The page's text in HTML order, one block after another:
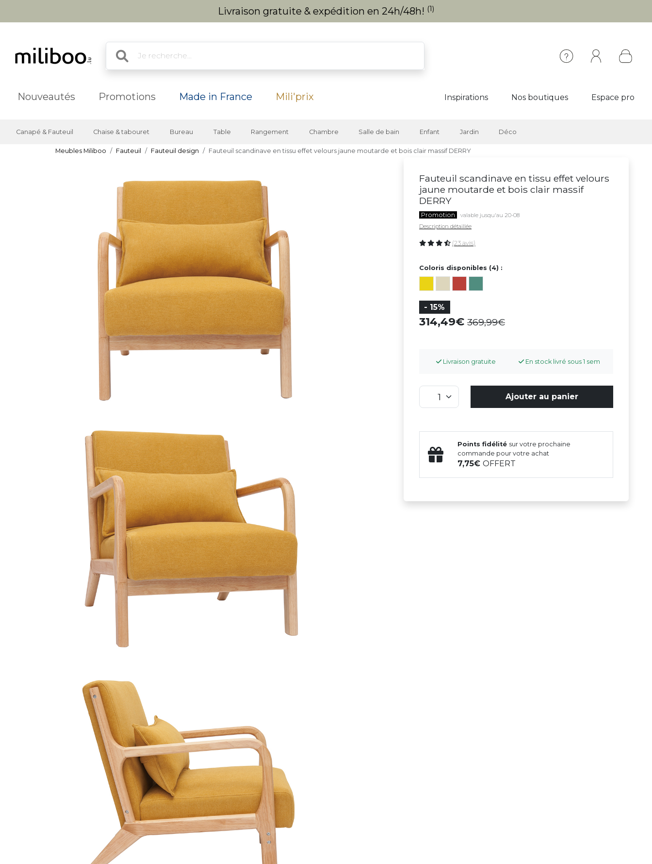
Livraison gratuite & expédition en 24h/48h! (1)
Nouveautés Promotions Made in France Mili'prix Inspirations Nos boutiques Espace pro
Canapé & Fauteuil Chaise & tabouret Bureau Table Rangement Chambre Salle de bain Enfant Jardin Déco
Meubles Miliboo Fauteuil Fauteuil design Fauteuil scandinave en tissu effet velours jaune moutarde et bois clair massif DERRY
Fauteuil scandinave en tissu effet velours
jaune moutarde et bois clair massif
DERRY
Promotion
valable jusqu'au 20-08
Description détaillée
(23 avis)
Coloris disponibles (4) :
- 15%
314,49 369,99
Livraison gratuite En stock livré sous 1 sem
Ajouter au panier
Points fidélité sur votre prochaine
commande pour votre achat
7,75OFFERT